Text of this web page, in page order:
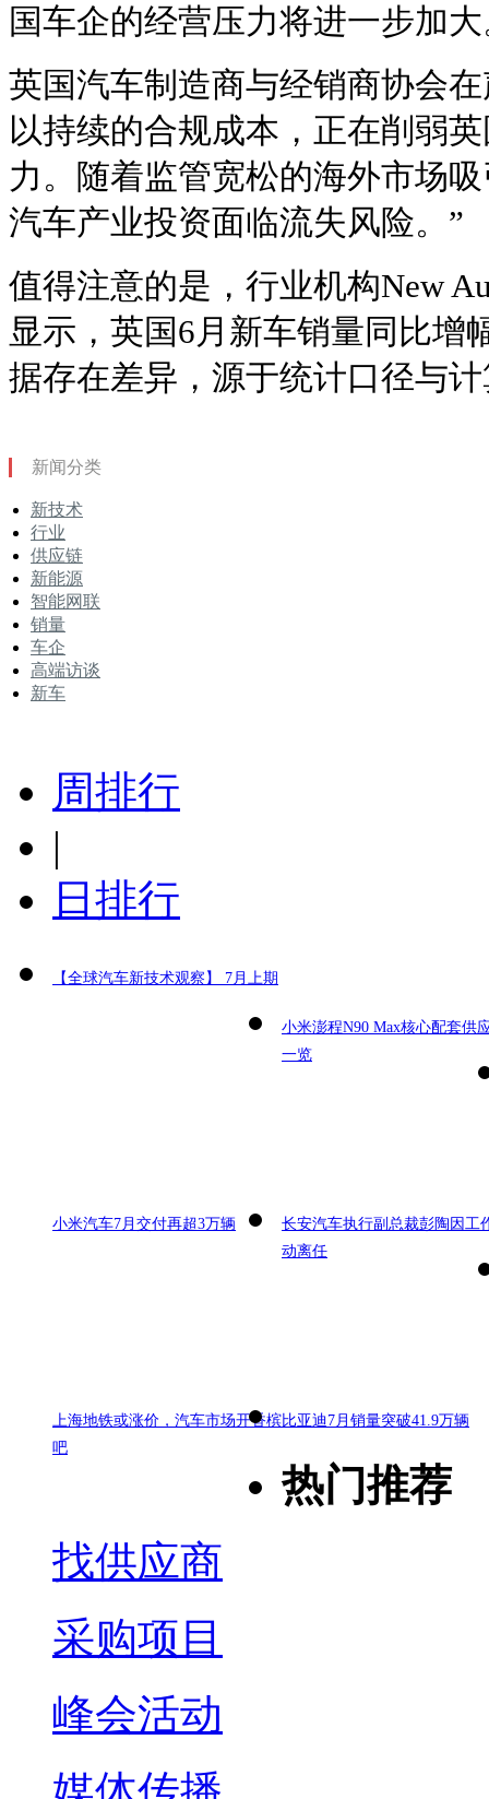
国车企的经营压力将进一步加
英国汽车制造商与经销商协会
以持续的合规成本，正在削弱
力。随着监管宽松的海外市场
汽车产业投资面临流失风险。”
值得注意的是，行业机构New
显示，英国6月新车销量同比增
据存在差异，源于统计口径与
新闻分类
新技术
行业
供应链
新能源
智能网联
销量
车企
高端访谈
新车
周排行
|
日排行
【全球汽车新技术观察】 7月上期
小米澎程N90 Max核心配套供
一览
小米汽车7月交付再超3万辆
长安汽车执行副总裁彭陶因工
动离任
上海地铁或涨价，汽车市场开香槟
吧
比亚迪7月销量突破41.9万辆
热门推荐
找供应商
采购项目
峰会活动